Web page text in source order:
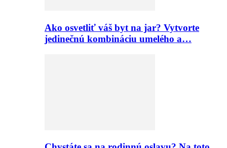
Ako osvetliť váš byt na jar? Vytvorte
jedinečnú kombináciu umelého a…